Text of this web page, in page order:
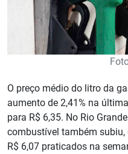
O preço médio do litro da
aumento de 2,41% na
para R$ 6,35. No Rio
combustível também subiu,
R$ 6,07 praticados na